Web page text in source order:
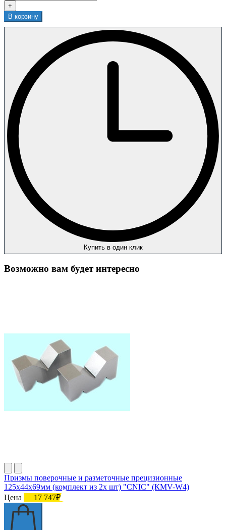
+
В корзину
Купить в один клик
Возможно вам будет интересно
Призмы поверочные и разметочные прецизионные
125х44х69мм (комплект из 2х шт) "CNIC" (КМV-W4)
Цена
17 747₽